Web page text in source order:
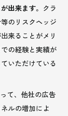
出来ます。 クラ
のリスクヘッジ
来ることがメリ
の経験と実績が
いただけている
て、他社の広告
ルの増加によ